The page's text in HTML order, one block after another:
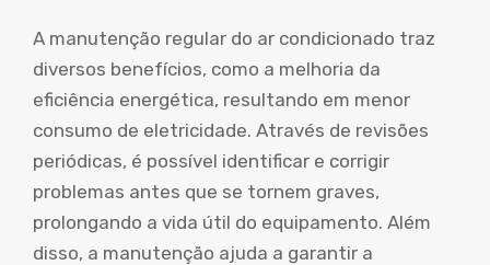
A manutenção regular do ar condicionado traz
diversos benefícios, como a melhoria da
eficiência energética, resultando em menor
consumo de eletricidade. Através de revisões
periódicas, é possível identificar e corrigir
problemas antes que se tornem graves,
prolongando a vida útil do equipamento. Além
disso, a manutenção ajuda a garantir a